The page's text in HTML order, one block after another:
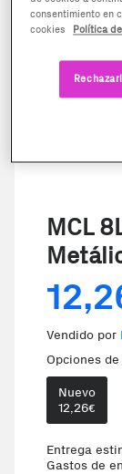
MCL
Vendido por
Opciones
Nuevo
12,26€
Entrega
Gastos de
consentimiento en
cookies
Política